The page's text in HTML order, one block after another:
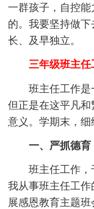
一群孩子，自控
的。我要坚持做
长、及早独立。
三年级班主任
班主任工作是
但正是在这平凡
意义。学期末，细
一、严抓德育
班主任工作
我从事班主任工
展感恩教育主题